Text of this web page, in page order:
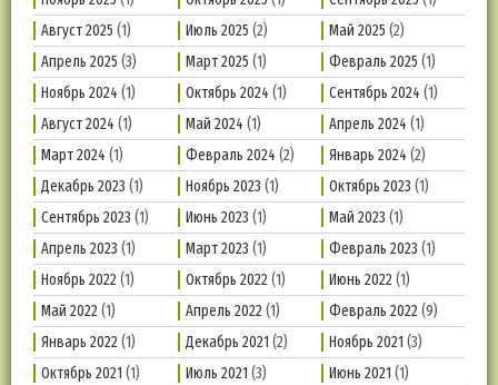
Август 2025 (1) Июль 2025 (2) Май 2025 (2)
Апрель 2025 (3) Март 2025 (1) Февраль 2025 (1)
Ноябрь 2024 (1) Октябрь 2024 (1) Сентябрь 2024 (1)
Август 2024 (1) Май 2024 (1) Апрель 2024 (1)
Март 2024 (1) Февраль 2024 (2) Январь 2024 (2)
Декабрь 2023 (1) Ноябрь 2023 (1) Октябрь 2023 (1)
Сентябрь 2023 (1) Июнь 2023 (1) Май 2023 (1)
Апрель 2023 (1) Март 2023 (1) Февраль 2023 (1)
Ноябрь 2022(1) Октябрь 2022(1) Июнь 2022(1)
Май 2022(1) Апрель 2022(1) Февраль 2022(9)
Январь 2022(1) Декабрь 2021 (2) Ноябрь 2021 (3)
Октябрь 2021 (1) Июль 2021 (3) Июнь 2021 (1)